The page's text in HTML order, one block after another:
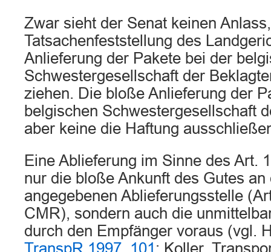
Zwar sieht der Senat keinen
Tatsachenfeststellung des
Anlieferung der Pakete bei der
Schwestergesellschaft der
ziehen. Die bloße Anlieferung der
belgischen Schwestergesellschaft
aber keine die Haftung
Eine Ablieferung im Sinne des Art.
nur die bloße Ankunft des Gutes
angegebenen Ablieferungsstelle
CMR), sondern auch die
durch den Empfänger voraus (vgl.
TranspR 1997, 101 ; Koller,